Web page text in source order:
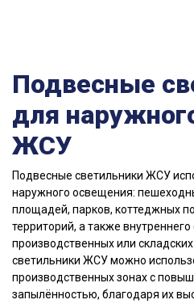
Подвесные
для
ЖСУ
Подвесные светильники ЖСУ
наружного освещения:
площадей, парков, коттеджных
территорий, а также
производственных или
светильники ЖСУ можно
производственных зонах с
запылённостью, благодаря их